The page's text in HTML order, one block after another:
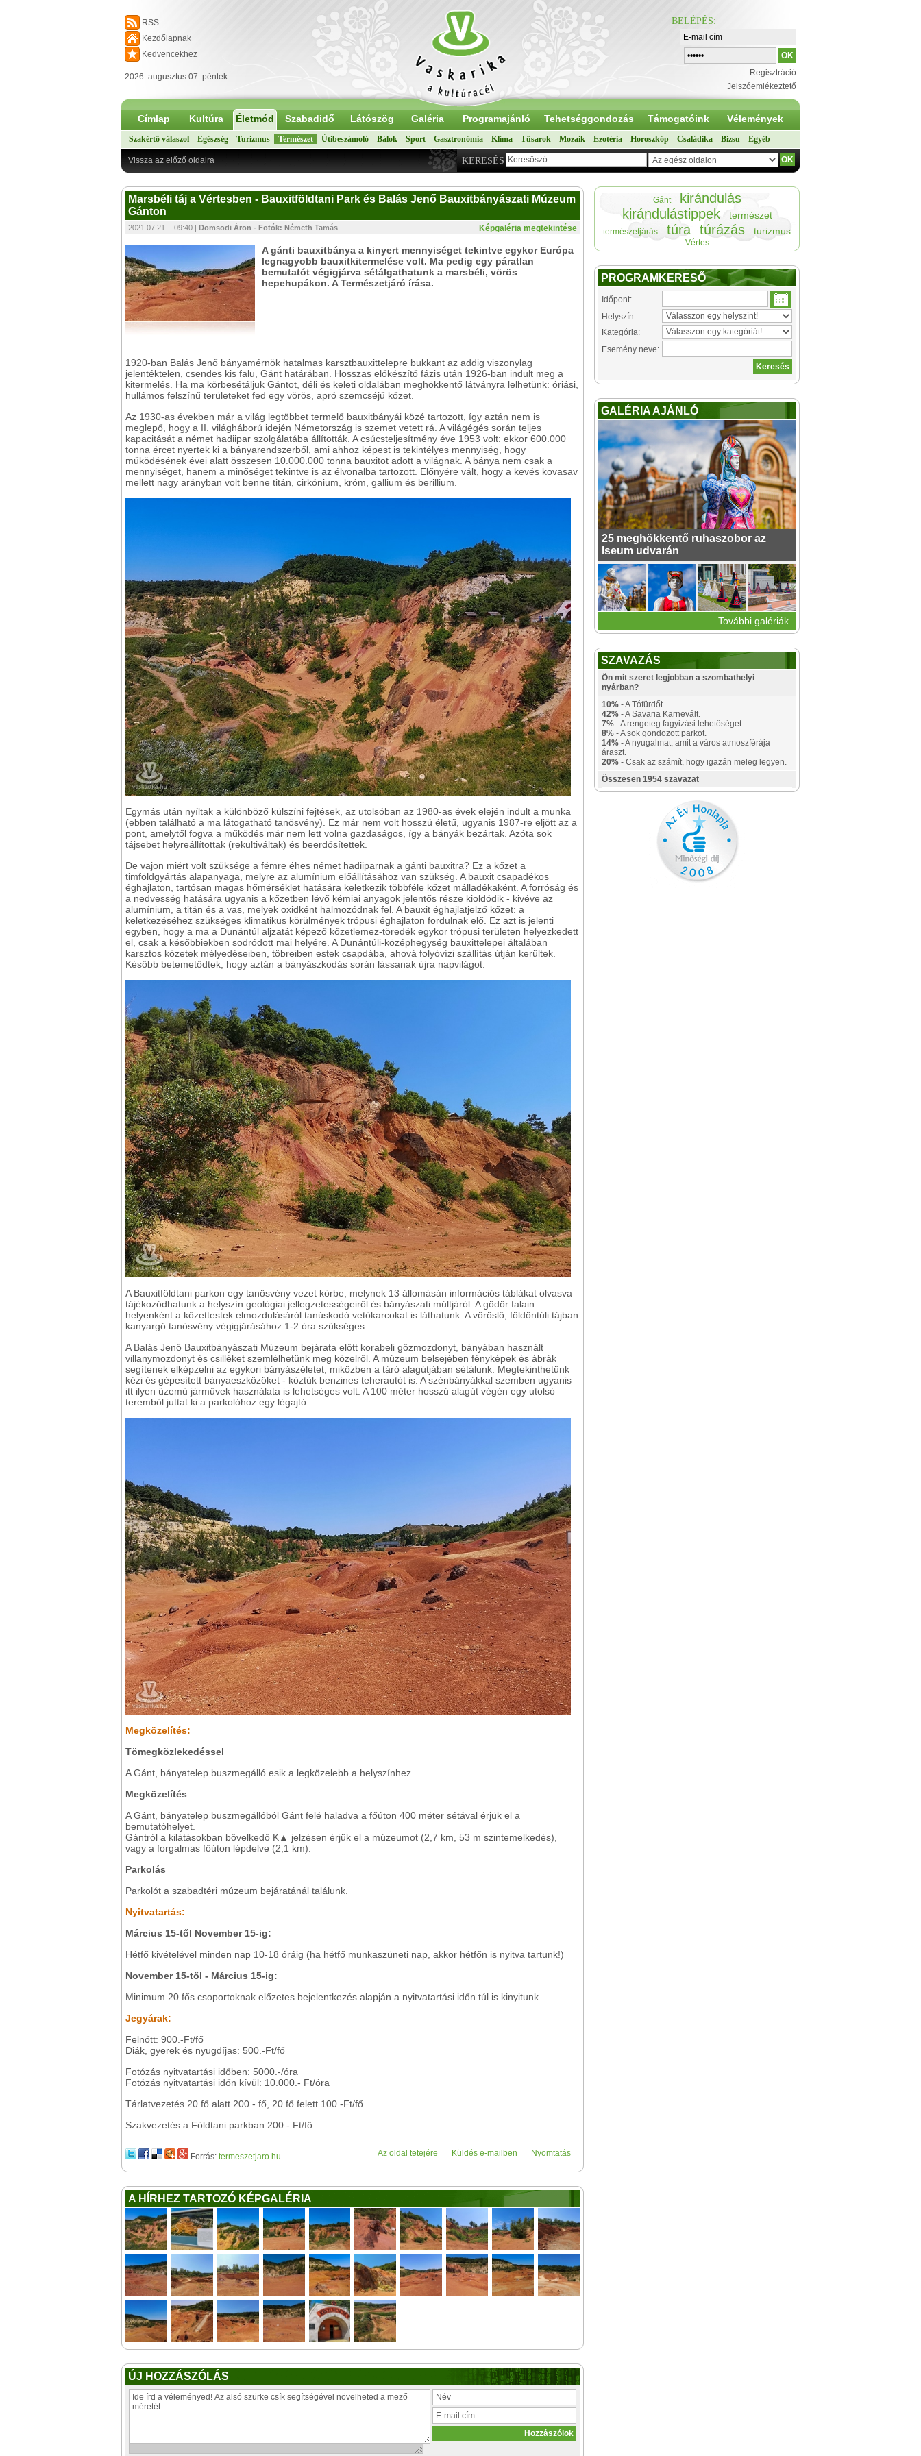
RSS
Kezdőlapnak
Kedvencekhez
2026. augusztus 07. péntek
BELÉPÉS:
Regisztráció
Jelszóemlékeztető
Címlap Kultúra Életmód Szabadidő Látószög Galéria Programajánló Tehetséggondozás Támogatóink Vélemények
Szakértő válaszol Egészség Turizmus Természet Útibeszámoló Bálok Sport Gasztronómia Klíma Tűsarok Mozaik Ezotéria Horoszkóp Családika Bizsu Egyéb
KERESÉS
Vissza az előző oldalra
Marsbéli táj a Vértesben - Bauxitföldtani Park és Balás Jenő Bauxitbányászati Múzeum
Gánton
Képgaléria megtekintése
2021.07.21. - 09:40 | Dömsödi Áron - Fotók: Németh Tamás
A gánti bauxitbánya a kinyert mennyiséget tekintve egykor Európa
legnagyobb bauxitkitermelése volt. Ma pedig egy páratlan
bemutatót végigjárva sétálgathatunk a marsbéli, vörös
hepehupákon. A Természetjáró írása.
1920-ban Balás Jenő bányamérnök hatalmas karsztbauxittelepre bukkant az addig viszonylag
jelentéktelen, csendes kis falu, Gánt határában. Hosszas előkészítő fázis után 1926-ban indult meg a
kitermelés. Ha ma körbesétáljuk Gántot, déli és keleti oldalában meghökkentő látványra lelhetünk: óriási,
hullámos felszínű területeket fed egy vörös, apró szemcséjű kőzet.
Az 1930-as években már a világ legtöbbet termelő bauxitbányái közé tartozott, így aztán nem is
meglepő, hogy a II. világháború idején Németország is szemet vetett rá. A világégés során teljes
kapacitását a német hadiipar szolgálatába állították. A csúcsteljesítmény éve 1953 volt: ekkor 600.000
tonna ércet nyertek ki a bányarendszerből, ami ahhoz képest is tekintélyes mennyiség, hogy
működésének évei alatt összesen 10.000.000 tonna bauxitot adott a világnak. A bánya nem csak a
mennyiséget, hanem a minőséget tekintve is az élvonalba tartozott. Előnyére vált, hogy a kevés kovasav
mellett nagy arányban volt benne titán, cirkónium, króm, gallium és berillium.
Egymás után nyíltak a különböző külszíni fejtések, az utolsóban az 1980-as évek elején indult a munka
(ebben található a ma látogatható tanösvény). Ez már nem volt hosszú életű, ugyanis 1987-re eljött az a
pont, amelytől fogva a működés már nem lett volna gazdaságos, így a bányák bezártak. Azóta sok
tájsebet helyreállítottak (rekultiváltak) és beerdősítettek.
De vajon miért volt szüksége a fémre éhes német hadiiparnak a gánti bauxitra? Ez a kőzet a
timföldgyártás alapanyaga, melyre az alumínium előállításához van szükség. A bauxit csapadékos
éghajlaton, tartósan magas hőmérséklet hatására keletkezik többféle kőzet málladékaként. A forróság és
a nedvesség hatására ugyanis a kőzetben lévő kémiai anyagok jelentős része kioldódik - kivéve az
alumínium, a titán és a vas, melyek oxidként halmozódnak fel. A bauxit éghajlatjelző kőzet: a
keletkezéséhez szükséges klimatikus körülmények trópusi éghajlaton fordulnak elő. Ez azt is jelenti
egyben, hogy a ma a Dunántúl aljzatát képező kőzetlemez-töredék egykor trópusi területen helyezkedett
el, csak a későbbiekben sodródott mai helyére. A Dunántúli-középhegység bauxittelepei általában
karsztos kőzetek mélyedéseiben, töbreiben estek csapdába, ahová folyóvízi szállítás útján kerültek.
Később betemetődtek, hogy aztán a bányászkodás során lássanak újra napvilágot.
A Bauxitföldtani parkon egy tanösvény vezet körbe, melynek 13 állomásán információs táblákat olvasva
tájékozódhatunk a helyszín geológiai jellegzetességeiről és bányászati múltjáról. A gödör falain
helyenként a kőzettestek elmozdulásáról tanúskodó vetőkarcokat is láthatunk. A vöröslő, földöntúli tájban
kanyargó tanösvény végigjárásához 1-2 óra szükséges.
A Balás Jenő Bauxitbányászati Múzeum bejárata előtt korabeli gőzmozdonyt, bányában használt
villanymozdonyt és csilléket szemlélhetünk meg közelről. A múzeum belsejében fényképek és ábrák
segítenek elképzelni az egykori bányászéletet, miközben a táró alagútjában sétálunk. Megtekinthetünk
kézi és gépesített bányaeszközöket - köztük benzines teherautót is. A szénbányákkal szemben ugyanis
itt ilyen üzemű járművek használata is lehetséges volt. A 100 méter hosszú alagút végén egy utolsó
teremből juttat ki a parkolóhoz egy légajtó.
Megközelítés:
Tömegközlekedéssel
A Gánt, bányatelep buszmegálló esik a legközelebb a helyszínhez.
Megközelítés
A Gánt, bányatelep buszmegállóból Gánt felé haladva a főúton 400 méter sétával érjük el a
bemutatóhelyet.
Gántról a kilátásokban bővelkedő K▲ jelzésen érjük el a múzeumot (2,7 km, 53 m szintemelkedés),
vagy a forgalmas főúton lépdelve (2,1 km).
Parkolás
Parkolót a szabadtéri múzeum bejáratánál találunk.
Nyitvatartás:
Március 15-től November 15-ig:
Hétfő kivételével minden nap 10-18 óráig (ha hétfő munkaszüneti nap, akkor hétfőn is nyitva tartunk!)
November 15-től - Március 15-ig:
Minimum 20 fős csoportoknak előzetes bejelentkezés alapján a nyitvatartási időn túl is kinyitunk
Jegyárak:
Felnőtt: 900.-Ft/fő
Diák, gyerek és nyugdíjas: 500.-Ft/fő
Fotózás nyitvatartási időben: 5000.-/óra
Fotózás nyitvatartási időn kívül: 10.000.- Ft/óra
Tárlatvezetés 20 fő alatt 200.- fő, 20 fő felett 100.-Ft/fő
Szakvezetés a Földtani parkban 200.- Ft/fő
Nyomtatás
Küldés e-mailben
Az oldal tetejére
Forrás: termeszetjaro.hu
A HÍRHEZ TARTOZÓ KÉPGALÉRIA
ÚJ HOZZÁSZÓLÁS
Gánt
kirándulás
kirándulástippek
természet
természetjárás túra túrázás turizmus
Vértes
PROGRAMKERESŐ
Időpont:
Helyszín:
Kategória:
Esemény neve:
GALÉRIA AJÁNLÓ
25 meghökkentő ruhaszobor az
Iseum udvarán
További galériák
SZAVAZÁS
Ön mit szeret legjobban a szombathelyi
nyárban?
10% - A Tófürdőt.
42% - A Savaria Karnevált.
7% - A rengeteg fagyizási lehetőséget.
8% - A sok gondozott parkot.
14% - A nyugalmat, amit a város atmoszférája
áraszt.
20% - Csak az számít, hogy igazán meleg legyen.
Összesen 1954 szavazat